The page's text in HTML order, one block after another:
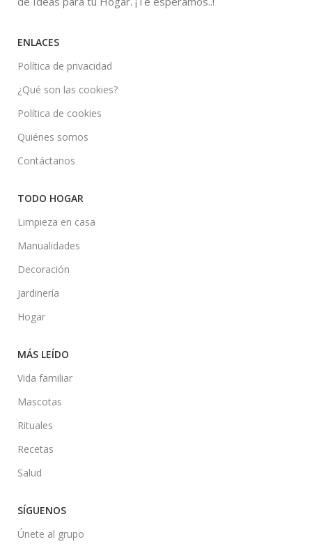
ENLACES
Política de privacidad
¿Qué son las cookies?
Política de cookies
Quiénes somos
Contáctanos
TODO HOGAR
Limpieza en casa
Manualidades
Decoración
Jardinería
Hogar
MÁS LEÍDO
Vida familiar
Mascotas
Rituales
Recetas
Salud
SÍGUENOS
Únete al grupo